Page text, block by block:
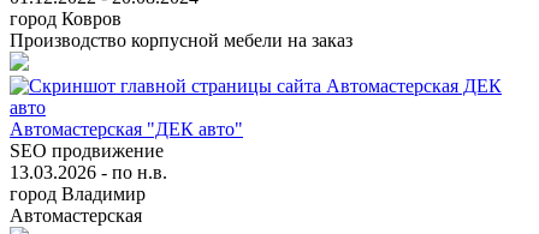
город Ковров
Производство корпусной мебели на заказ
Автомастерская "ДЕК авто"
SEO продвижение
13.03.2026 - по н.в.
город Владимир
Автомастерская